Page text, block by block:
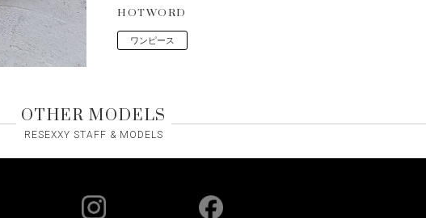
HOTWORD
ワンピース
OTHER MODELS
RESEXXY STAFF & MODELS